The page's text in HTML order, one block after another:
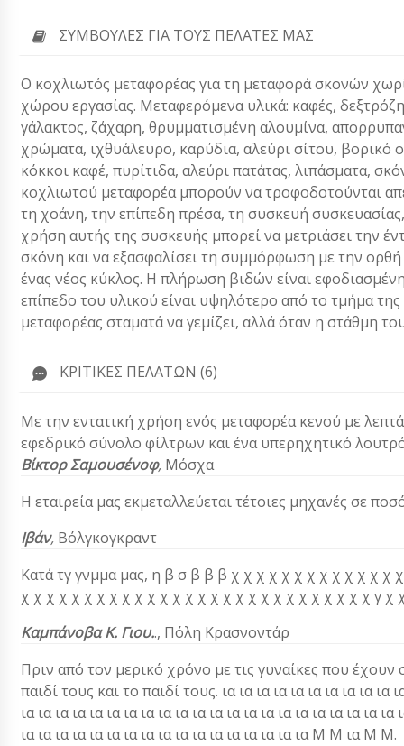
ΣΥΜΒΟΥΛΈΣ ΓΙΑ ΤΟΥΣ ΠΕΛΆΤΕΣ ΜΑΣ
Ο κοχλιωτός μεταφορέας για τη μεταφορά σκονών
χώρου εργασίας. Μεταφερόμενα υλικά: καφές,
γάλακτος, ζάχαρη, θρυμματισμένη αλουμίνα,
χρώματα, ιχθυάλευρο, καρύδια, αλεύρι σίτου, βορικό
κόκκοι καφέ, πυρίτιδα, αλεύρι πατάτας, λιπάσματα,
κοχλιωτού μεταφορέα μπορούν να τροφοδοτούνται
τη χοάνη, την επίπεδη πρέσα, τη συσκευή
χρήση αυτής της συσκευής μπορεί να μετριάσει την
σκόνη και να εξασφαλίσει τη συμμόρφωση με την ορθή
ένας νέος κύκλος. Η πλήρωση βιδών είναι
επίπεδο του υλικού είναι υψηλότερο από το τμήμα
μεταφορέας σταματά να γεμίζει, αλλά όταν η στάθμη
ΚΡΙΤΙΚΈΣ ΠΕΛΑΤΏΝ (6)
Με την εντατική χρήση ενός μεταφορέα κενού με
εφεδρικό σύνολο φίλτρων και ένα υπερηχητικό
Βίκτορ Σαμουσένοφ, Μόσχα
Η εταιρεία μας εκμεταλλεύεται τέτοιες μηχανές σε
Ιβάν, Βόλγκογκραντ
Κατά τγ γνμμα μας, η β σ β β β χ χ χ χ χ χ χ χ χ χ χ χ
χ χ χ χ χ χ χ χ χ χ χ χ χ χ χ χ χ χ χ χ χ χ χ χ χ χ χ χ γ χ χ γ
Καμπάνοβα Κ. Γιου.., Πόλη Κρασνοντάρ
Πριν από τον μερικό χρόνο με τις γυναίκες που
παιδί τους και το παιδί τους. ια ια ια ια ια ια ια ια ια ια
ια ια ια ια ια ια ια ια ια ια ια ια ια ια ια ια ια ια ια ια
ια ια ια ια ια ια ια ια ια ια ια ια ια ια ια ια ια Μ Μ ια Μ Μ.